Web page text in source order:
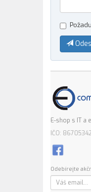
E-shop s IT a
IČO:
Odebírejte